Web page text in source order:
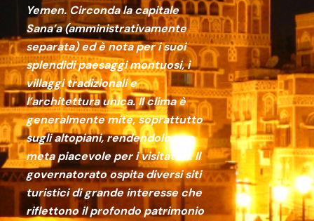
Yemen. Circonda la capitale
Sana’a (amministrativamente
separata) ed è nota per i suoi
splendidi paesaggi montuosi, i
villaggi tradizionali e
l’architettura unica. Il clima è
generalmente mite, soprattutto
sugli altopiani, rendendolo una
meta piacevole per i visitatori. Il
governatorato ospita diversi siti
turistici di grande interesse che
riflettono il profondo patrimonio